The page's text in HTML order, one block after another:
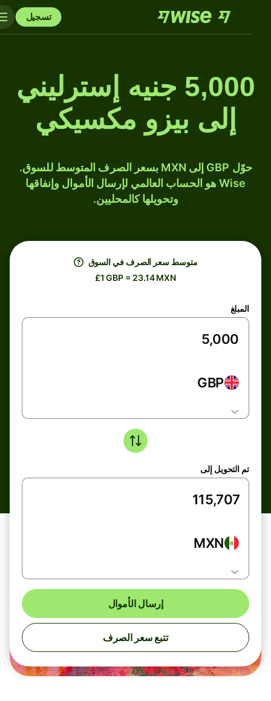
تسجيل
5,000 جنيه إسترليني
إلى بيزو مكسيكي
حوّل GBP إلى MXN بسعر الصرف المتوسط للسوق.
Wise هو الحساب العالمي لإرسال الأموال وإنفاقها
وتحويلها كالمحليين.
متوسط ​​سعر الصرف في السوق
£1 GBP = 23.14 MXN
المبلغ
GBP
تم التحويل إلى
MXN
إرسال الأموال
تتبع سعر الصرف